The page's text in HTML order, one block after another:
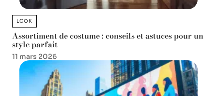
LOOK
Assortiment de costume : conseils et astuces pour un
style parfait
11 mars 2026